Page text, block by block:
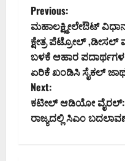
P
o
s
t
n
Previous:
ಮಹಾಲಕ್ಷ್ಮೀಲೇಔಟ್
ಕ್ಷೇತ್ರ ಪೆಟ್ರೋಲ್ ,ಡೀಸಲ್
ಬಳಕೆ ಆಹಾರ
ಏರಿಕೆ ಖಂಡಿಸಿ ಸೈಕಲ್
Next:
ಕಟೀಲ್ ಆಡಿಯೋ ವೈರಲ್:
ರಾಜ್ಯದಲ್ಲಿ ಸಿಎಂ